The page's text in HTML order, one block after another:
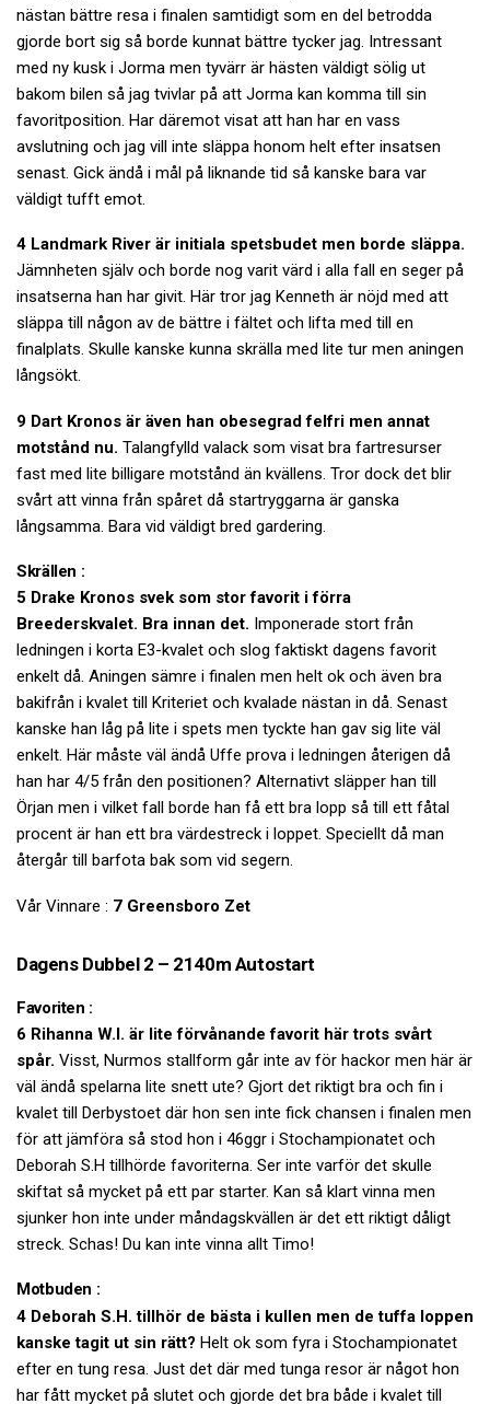
nästan bättre resa i finalen samtidigt som en del betrodda
gjorde bort sig så borde kunnat bättre tycker jag. Intressant
med ny kusk i Jorma men tyvärr är hästen väldigt sölig ut
bakom bilen så jag tvivlar på att Jorma kan komma till sin
favoritposition. Har däremot visat att han har en vass
avslutning och jag vill inte släppa honom helt efter insatsen
senast. Gick ändå i mål på liknande tid så kanske bara var
väldigt tufft emot.
4 Landmark River är initiala spetsbudet men borde släppa.
Jämnheten själv och borde nog varit värd i alla fall en seger på
insatserna han har givit. Här tror jag Kenneth är nöjd med att
släppa till någon av de bättre i fältet och lifta med till en
finalplats. Skulle kanske kunna skrälla med lite tur men aningen
långsökt.
9 Dart Kronos är även han obesegrad felfri men annat
motstånd nu. Talangfylld valack som visat bra fartresurser
fast med lite billigare motstånd än kvällens. Tror dock det blir
svårt att vinna från spåret då startryggarna är ganska
långsamma. Bara vid väldigt bred gardering.
Skrällen :
5 Drake Kronos svek som stor favorit i förra
Breederskvalet. Bra innan det. Imponerade stort från
ledningen i korta E3-kvalet och slog faktiskt dagens favorit
enkelt då. Aningen sämre i finalen men helt ok och även bra
bakifrån i kvalet till Kriteriet och kvalade nästan in då. Senast
kanske han låg på lite i spets men tyckte han gav sig lite väl
enkelt. Här måste väl ändå Uffe prova i ledningen återigen då
han har 4/5 från den positionen? Alternativt släpper han till
Örjan men i vilket fall borde han få ett bra lopp så till ett fåtal
procent är han ett bra värdestreck i loppet. Speciellt då man
återgår till barfota bak som vid segern.
Vår Vinnare : 7 Greensboro Zet
Dagens Dubbel 2 – 2140m Autostart
Favoriten :
6 Rihanna W.I. är lite förvånande favorit här trots svårt
spår. Visst, Nurmos stallform går inte av för hackor men här är
väl ändå spelarna lite snett ute? Gjort det riktigt bra och fin i
kvalet till Derbystoet där hon sen inte fick chansen i finalen men
för att jämföra så stod hon i 46ggr i Stochampionatet och
Deborah S.H tillhörde favoriterna. Ser inte varför det skulle
skiftat så mycket på ett par starter. Kan så klart vinna men
sjunker hon inte under måndagskvällen är det ett riktigt dåligt
streck. Schas! Du kan inte vinna allt Timo!
Motbuden :
4 Deborah S.H. tillhör de bästa i kullen men de tuffa loppen
kanske tagit ut sin rätt? Helt ok som fyra i Stochampionatet
efter en tung resa. Just det där med tunga resor är något hon
har fått mycket på slutet och gjorde det bra både i kvalet till